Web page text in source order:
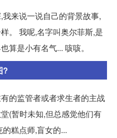
来说一说自己的背景故事,
。 我呢,名字叫奥尔菲斯,是
算是小有名气... 咳咳。
?
的监管者或者求生者的主战
(暂时未知,但总感觉他们有
糕点师,盲女的...